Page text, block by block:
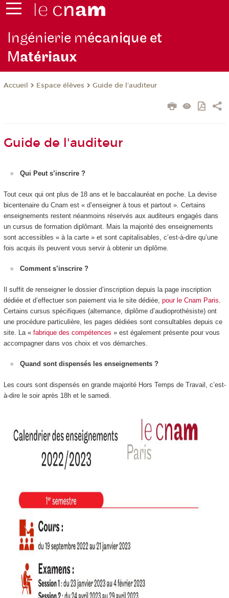
Ingénierie mécanique et
Matériaux
Accueil Espace élèves Guide de l'auditeur
Guide de l'auditeur
Qui Peut s’inscrire ?
Tout ceux qui ont plus de 18 ans et le baccalauréat en poche. La devise
bicentenaire du Cnam est « d’enseigner à tous et partout ». Certains
enseignements restent néanmoins réservés aux auditeurs engagés dans
un cursus de formation diplômant. Mais la majorité des enseignements
sont accessibles « à la carte » et sont capitalisables, c’est-à-dire qu’une
fois acquis ils peuvent vous servir à obtenir un diplôme.
Comment s’inscrire ?
Il suffit de renseigner le dossier d’inscription depuis la page inscription
dédiée et d’effectuer son paiement via le site dédiée, pour le Cnam Paris
Certains cursus spécifiques (alternance, diplôme d’audioprothésiste) ont
une procédure particulière, les pages dédiées sont consultables depuis ce
site. La « fabrique des compétences » est également présente pour vous
accompagner dans vos choix et vos démarches.
Quand sont dispensés les enseignements ?
Les cours sont dispensés en grande majorité Hors Temps de Travail, c’est-
à-dire le soir après 18h et le samedi.